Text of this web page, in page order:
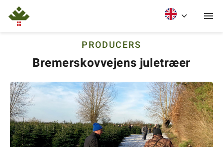
PRODUCERS
Bremerskovvejens juletræer